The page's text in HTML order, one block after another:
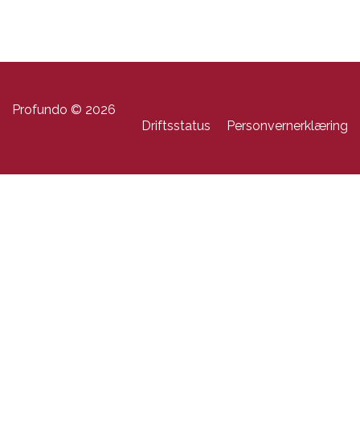
Profundo © 2026
Driftsstatus
Personvernerklæring